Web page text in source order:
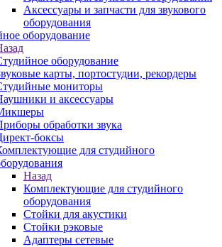
Аксессуары и запчасти для звукового
оборудования
оборудование
оборудование
карты, портостудии, рекордеры
мониторы
и аксессуары
обработки звука
боксы
для студийного
Назад
Комплектующие для студийного
оборудования
Стойки для акустики
Стойки рэковые
Адаптеры сетевые